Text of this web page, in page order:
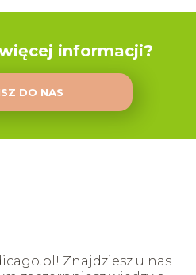
informacji?
DO NAS
Znajdziesz u nas